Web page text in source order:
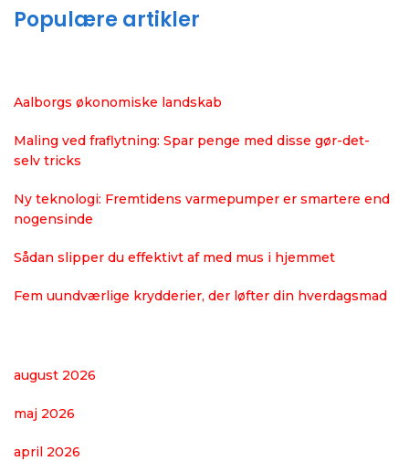
Populære artikler
Aalborgs økonomiske landskab
Maling ved fraflytning: Spar penge med disse gør-det-
selv tricks
Ny teknologi: Fremtidens varmepumper er smartere end
nogensinde
Sådan slipper du effektivt af med mus i hjemmet
Fem uundværlige krydderier, der løfter din hverdagsmad
august 2026
maj 2026
april 2026